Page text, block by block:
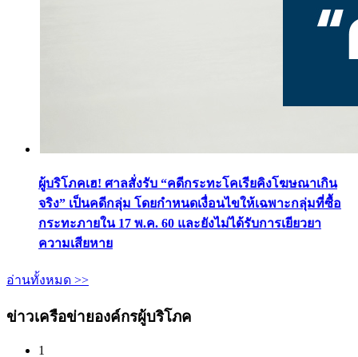
ผู้บริโภคเฮ! ศาลสั่งรับ “คดีกระทะโคเรียคิงโฆษณาเกิน
จริง” เป็นคดีกลุ่ม โดยกำหนดเงื่อนไขให้เฉพาะกลุ่มที่ซื้อ
กระทะภายใน 17 พ.ค. 60 และยังไม่ได้รับการเยียวยา
ความเสียหาย
อ่านทั้งหมด >>
ข่าวเครือข่ายองค์กรผู้บริโภค
1